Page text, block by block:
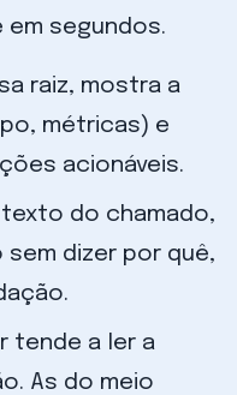
em segundos.
raiz, mostra a
métricas) e
acionáveis.
texto do chamado,
dizer por quê,
tende a ler a
As do meio